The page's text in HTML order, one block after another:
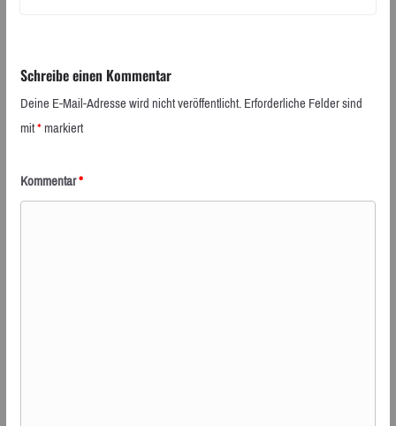
Schreibe einen Kommentar
Deine E-Mail-Adresse wird nicht veröffentlicht.Erforderliche Felder sind
mit*markiert
Kommentar*